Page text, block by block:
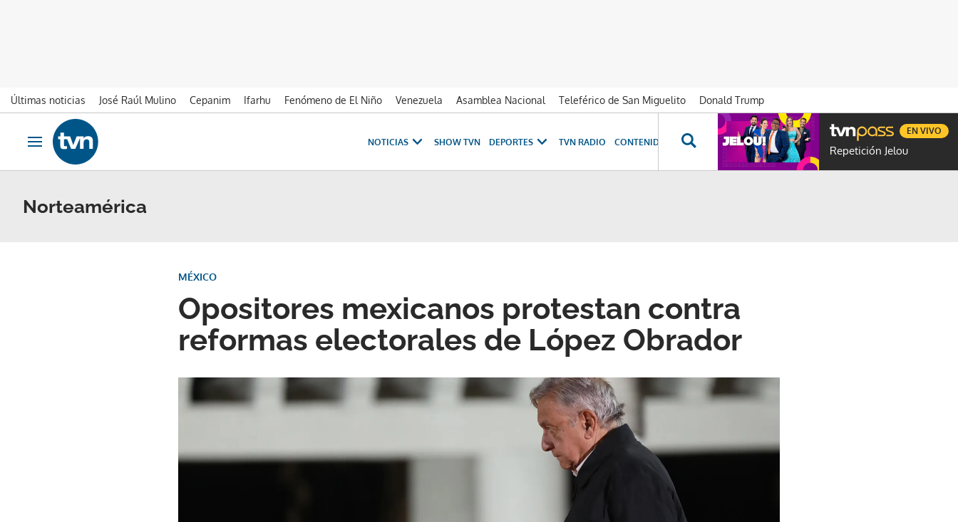
Últimas noticias José Raúl Mulino Cepanim Ifarhu Fenómeno de El Niño Venezuela Asamblea Nacional Teleférico de San Miguelito
Donald Trump
Ir al contenido
Obrir navegació
NOTICIAS SHOW TVN DEPORTES TVN RADIO CONTENIDOS ESPECIALES NOVELAS PROGRAMAS GENTE TVN
Repetición Jelou
EN VIVO
Norteamérica
Opositores mexicanos protestan contra
reformas electorales de López Obrador
MÉXICO